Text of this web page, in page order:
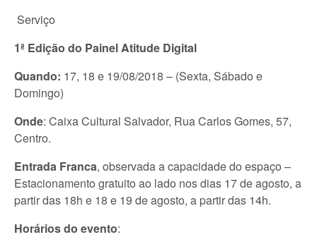
Serviço
1ª Edição do Painel Atitude Digital
Quando: 17, 18 e 19/08/2018 – (Sexta, Sábado e
Domingo)
Onde: Caixa Cultural Salvador, Rua Carlos Gomes, 57,
Centro.
Entrada Franca, observada a capacidade do espaço –
Estacionamento gratuito ao lado nos dias 17 de agosto, a
partir das 18h e 18 e 19 de agosto, a partir das 14h.
Horários do evento: